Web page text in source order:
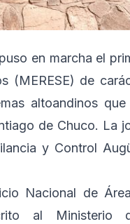
en marcha el
(MERESE) de
altoandinos
de Chuco. La
y Control
Nacional de
al